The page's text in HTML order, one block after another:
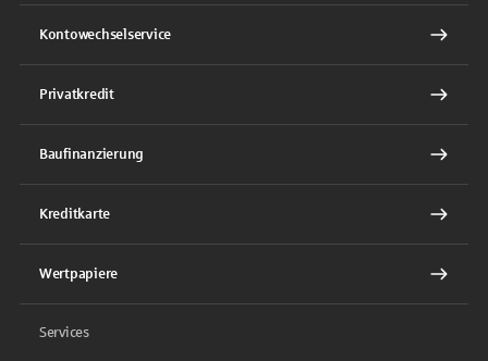
Kontowechselservice
Privatkredit
Baufinanzierung
Kreditkarte
Wertpapiere
Services